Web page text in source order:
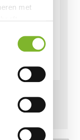
met
#59885